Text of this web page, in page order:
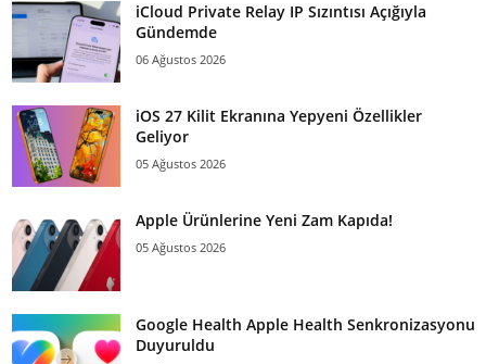
iCloud Private Relay IP Sızıntısı Açığıyla
Gündemde
06 Ağustos 2026
iOS 27 Kilit Ekranına Yepyeni Özellikler
Geliyor
05 Ağustos 2026
Apple Ürünlerine Yeni Zam Kapıda!
05 Ağustos 2026
Google Health Apple Health Senkronizasyonu
Duyuruldu